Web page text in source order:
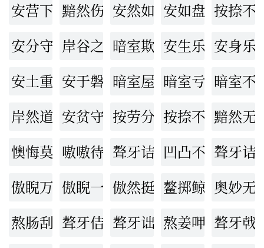
安营下寨黯然伤神安然如故安如盘石按捺不
安分守常岸谷之变暗室欺心安生乐业安身乐
安土重居安于磐石暗室屋漏暗室亏心暗室不
岸然道貌安贫守道按劳分配按捺不下黯然无
懊悔莫及嗷嗷待食聱牙诘屈凹凸不平聱牙诘
傲睨万物傲睨一世傲然挺立鳌掷鲸吞奥妙无
熬肠刮肚聱牙佶屈聱牙诎曲熬姜呷醋聱牙戟